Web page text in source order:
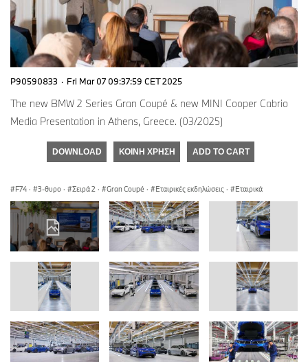
P90590833 · Fri Mar 07 09:37:59 CET 2025
The new BMW 2 Series Gran Coupé & new MINI Cooper Cabrio
Media Presentation in Athens, Greece. (03/2025)
DOWNLOAD ΚΟΙΝΉ ΧΡΉΣΗ ADD TO CART
F74 · 3-θυρο · Σειρά 2 · Gran Coupé · Εταιρικές εκδηλώσεις · Εταιρικά